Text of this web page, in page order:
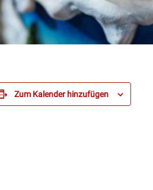
Zum Kalender hinzufügen